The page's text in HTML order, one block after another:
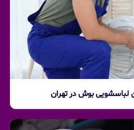
لباسشویی بوش در تهران